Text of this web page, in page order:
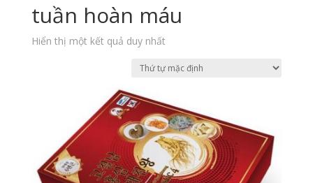
tuần hoàn máu
Hiển thị một kết quả duy nhất